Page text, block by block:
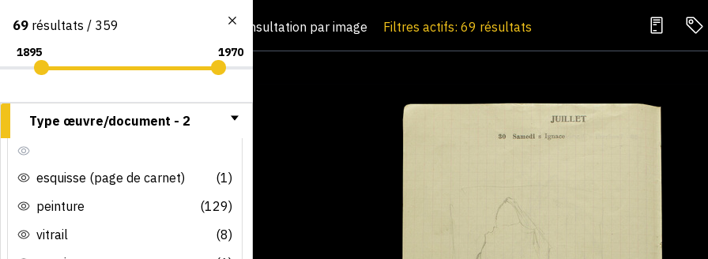
Consultation par image Filtres actifs: 69 résultats
69 résultats / 359
Type œuvre/document - 2
esquisse (page de carnet)
(1)
peinture
(129)
vitrail
(8)